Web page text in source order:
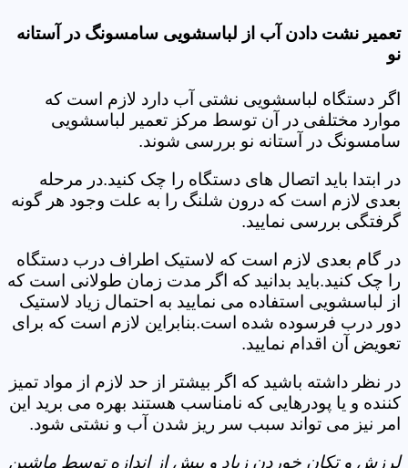
تعمیر نشت دادن آب از لباسشویی سامسونگ در آستانه
نو
اگر دستگاه لباسشویی نشتی آب دارد لازم است که
موارد مختلفی در آن توسط مرکز تعمیر لباسشویی
سامسونگ در آستانه نو بررسی شوند.
در ابتدا باید اتصال های دستگاه را چک کنید.در مرحله
بعدی لازم است که درون شلنگ را به علت وجود هر گونه
گرفتگی بررسی نمایید.
در گام بعدی لازم است که لاستیک اطراف درب دستگاه
را چک کنید.باید بدانید که اگر مدت زمان طولانی است که
از لباسشویی استفاده می نمایید به احتمال زیاد لاستیک
دور درب فرسوده شده است.بنابراین لازم است که برای
تعویض آن اقدام نمایید.
در نظر داشته باشید که اگر بیشتر از حد لازم از مواد تمیز
کننده و یا پودرهایی که نامناسب هستند بهره می برید این
امر نیز می تواند سبب سر ریز شدن آب و نشتی شود.
لرزش و تکان خوردن زیاد و بیش از اندازه توسط ماشین